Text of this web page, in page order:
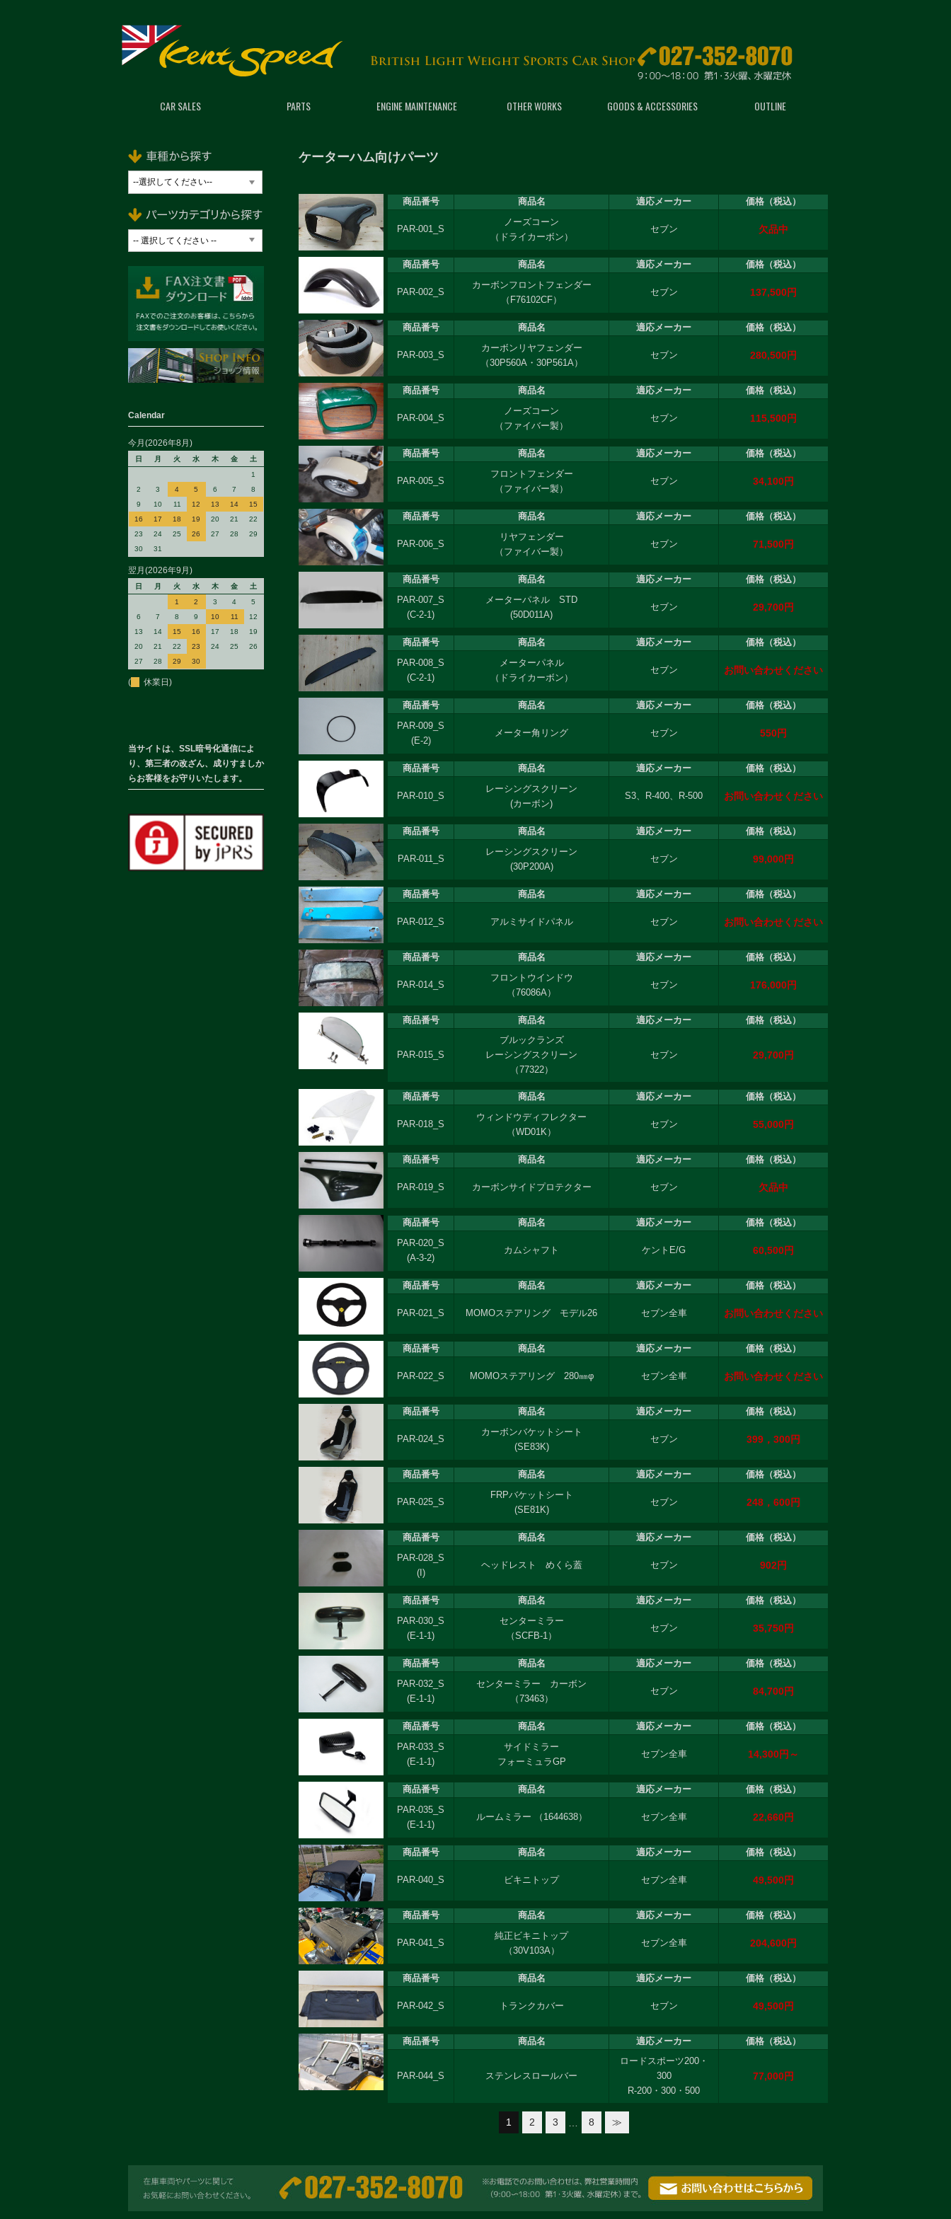
CAR SALES PARTS ENGINE MAINTENANCE OTHER WORKS GOODS & ACCESSORIES OUTLINE
ケーターハム向けパーツ
商品番号 商品名 適応メーカー 価格（税込）
PAR-001_S
ノーズコーン
（ドライカーボン）
セブン 欠品中
商品番号 商品名 適応メーカー 価格（税込）
PAR-002_S
カーボンフロントフェンダー
（F76102CF）
セブン 137,500円
商品番号 商品名 適応メーカー 価格（税込）
PAR-003_S
カーボンリヤフェンダー
（30P560A・30P561A）
セブン 280,500円
商品番号 商品名 適応メーカー 価格（税込）
PAR-004_S
ノーズコーン
（ファイバー製）
セブン 115,500円
商品番号 商品名 適応メーカー 価格（税込）
PAR-005_S
フロントフェンダー
（ファイバー製）
セブン 34,100円
商品番号 商品名 適応メーカー 価格（税込）
PAR-006_S
リヤフェンダー
（ファイバー製）
セブン 71,500円
商品番号 商品名 適応メーカー 価格（税込）
PAR-007_S
(C-2-1)
メーターパネル STD
(50D011A)
セブン 29,700円
商品番号 商品名 適応メーカー 価格（税込）
PAR-008_S
(C-2-1)
メーターパネル
（ドライカーボン）
セブン お問い合わせください
商品番号 商品名 適応メーカー 価格（税込）
PAR-009_S
(E-2)
メーター角リング セブン 550円
商品番号 商品名 適応メーカー 価格（税込）
PAR-010_S
レーシングスクリーン
(カーボン)
S3、R-400、R-500 お問い合わせください
商品番号 商品名 適応メーカー 価格（税込）
PAR-011_S
レーシングスクリーン
(30P200A)
セブン 99,000円
商品番号 商品名 適応メーカー 価格（税込）
PAR-012_S アルミサイドパネル セブン お問い合わせください
商品番号 商品名 適応メーカー 価格（税込）
PAR-014_S
フロントウインドウ
（76086A）
セブン 176,000円
商品番号 商品名 適応メーカー 価格（税込）
PAR-015_S
ブルックランズ
レーシングスクリーン
（77322）
セブン 29,700円
商品番号 商品名 適応メーカー 価格（税込）
PAR-018_S
ウィンドウディフレクター
（WD01K）
セブン 55,000円
商品番号 商品名 適応メーカー 価格（税込）
PAR-019_S カーボンサイドプロテクター セブン 欠品中
商品番号 商品名 適応メーカー 価格（税込）
PAR-020_S
(A-3-2)
カムシャフト ケントE/G 60,500円
商品番号 商品名 適応メーカー 価格（税込）
PAR-021_S MOMOステアリング モデル26 セブン全車 お問い合わせください
商品番号 商品名 適応メーカー 価格（税込）
PAR-022_S MOMOステアリング 280㎜φ セブン全車 お問い合わせください
商品番号 商品名 適応メーカー 価格（税込）
PAR-024_S
カーボンバケットシート
(SE83K)
セブン 399，300円
商品番号 商品名 適応メーカー 価格（税込）
PAR-025_S
FRPバケットシート
(SE81K)
セブン 248，600円
商品番号 商品名 適応メーカー 価格（税込）
PAR-028_S
(I)
ヘッドレスト めくら蓋 セブン 902円
商品番号 商品名 適応メーカー 価格（税込）
PAR-030_S
(E-1-1)
センターミラー
（SCFB-1）
セブン 35,750円
商品番号 商品名 適応メーカー 価格（税込）
PAR-032_S
(E-1-1)
センターミラー カーボン
（73463）
セブン 84,700円
商品番号 商品名 適応メーカー 価格（税込）
PAR-033_S
(E-1-1)
サイドミラー
フォーミュラGP
セブン全車 14,300円～
商品番号 商品名 適応メーカー 価格（税込）
PAR-035_S
(E-1-1)
ルームミラー （1644638） セブン全車 22,660円
商品番号 商品名 適応メーカー 価格（税込）
PAR-040_S ビキニトップ セブン全車 49,500円
商品番号 商品名 適応メーカー 価格（税込）
PAR-041_S
純正ビキニトップ
（30V103A）
セブン全車 204,600円
商品番号 商品名 適応メーカー 価格（税込）
PAR-042_S トランクカバー セブン 49,500円
商品番号 商品名 適応メーカー 価格（税込）
PAR-044_S ステンレスロールバー
ロードスポーツ200・
300
R-200・300・500
77,000円
1 2 3 … 8 ≫
Calendar
今月(2026年8月)
日 月 火 水 木 金
土
1
2
3 4 5 6 7
8
9
10 11 12 13 14
15
16
17 18 19 20 21
22
23
24 25 26 27 28
29
30
31
翌月(2026年9月)
日 月 火 水 木 金
土
1
2 3 4
5
6
7 8 9 10 11
12
13
14 15 16 17 18
19
20
21 22 23 24 25
26
27
28 29 30
( 休業日)
当サイトは、SSL暗号化通信によ
り、第三者の改ざん、成りすましか
らお客様をお守りいたします。